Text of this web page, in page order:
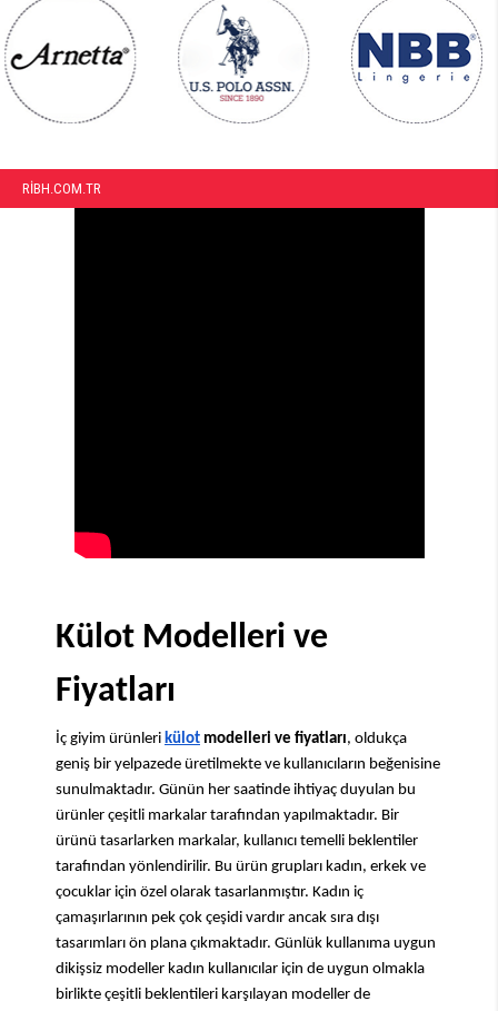
RIBH.COM.TR
Külot Modelleri ve
Fiyatları
İç giyim ürünleri külot modelleri ve fiyatları, oldukça
geniş bir yelpazede üretilmekte ve kullanıcıların beğenisine
sunulmaktadır. Günün her saatinde ihtiyaç duyulan bu
ürünler çeşitli markalar tarafından yapılmaktadır. Bir
ürünü tasarlarken markalar, kullanıcı temelli beklentiler
tarafından yönlendirilir. Bu ürün grupları kadın, erkek ve
çocuklar için özel olarak tasarlanmıştır. Kadın iç
çamaşırlarının pek çok çeşidi vardır ancak sıra dışı
tasarımları ön plana çıkmaktadır. Günlük kullanıma uygun
dikişsiz modeller kadın kullanıcılar için de uygun olmakla
birlikte çeşitli beklentileri karşılayan modeller de